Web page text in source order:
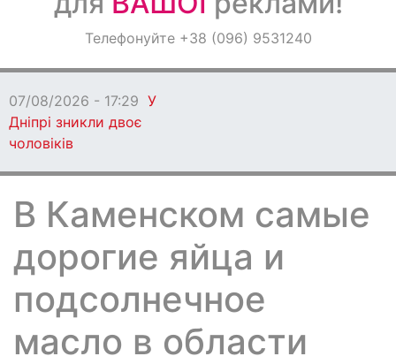
ОголошенняТелефонуйте +38 (096) 9531240
07/08/2026 - 17:29 У
Дніпрі зникли двоє
чоловіків
В Каменском самые
дорогие яйца и
подсолнечное
масло в области